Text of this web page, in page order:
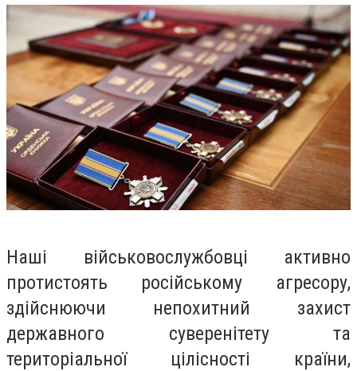
Наші військовослужбовці активно
протистоять російському агресору,
здійснюючи непохитний захист
державного суверенітету та
територіальної цілісності країни,